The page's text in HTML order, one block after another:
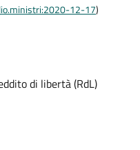
12-17)
di libertà (RdL)